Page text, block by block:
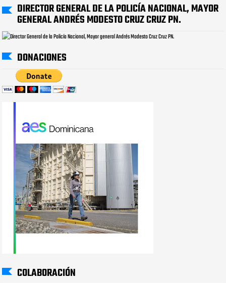
DIRECTOR GENERAL DE LA POLICÍA NACIONAL, MAYOR
GENERAL ANDRÉS MODESTO CRUZ CRUZ PN.
DONACIONES
COLABORACIÓN